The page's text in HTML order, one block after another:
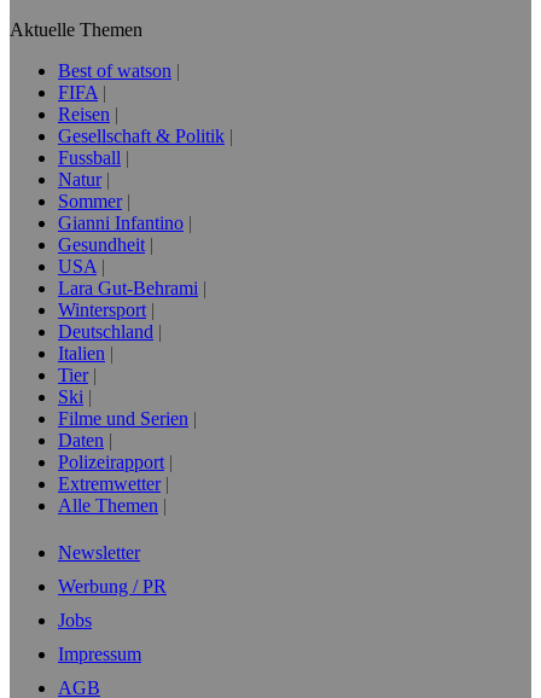
Aktuelle Themen
Best of watson
FIFA
Reisen
Gesellschaft & Politik
Fussball
Natur
Sommer
Gianni Infantino
Gesundheit
USA
Lara Gut-Behrami
Wintersport
Deutschland
Italien
Tier
Ski
Filme und Serien
Daten
Polizeirapport
Extremwetter
Alle Themen
Newsletter
Werbung / PR
Jobs
Impressum
AGB